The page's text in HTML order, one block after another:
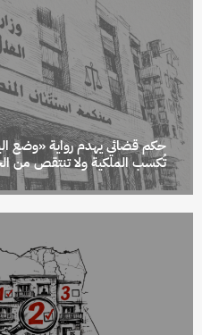
حكم قضائي يهدم رواية «وضع
تُكسب الملكية ولا تنتقص من